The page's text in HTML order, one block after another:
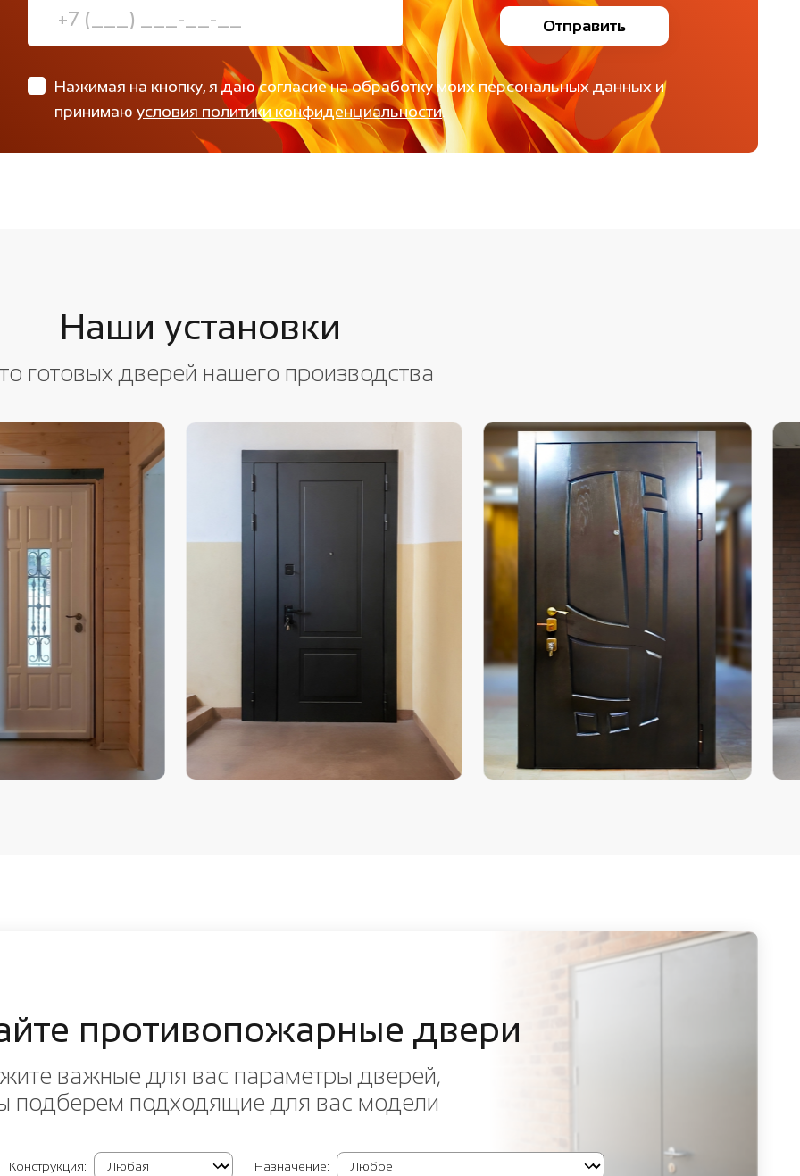
Отправить
Нажимая на кнопку, я даю согласие на обработку моих персональных данных и
принимаю условия политики конфиденциальности.
Наши установки
готовых дверей нашего производства
противопожарные двери
важные для вас параметры дверей,
подберем подходящие для вас модели
Конструкция: Назначение: